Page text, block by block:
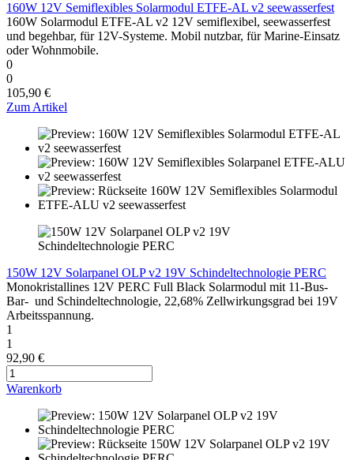
160W 12V Semiflexibles Solarmodul ETFE-AL v2 seewasserfest
160W Solarmodul ETFE-AL v2 12V semiflexibel, seewasserfest
und begehbar, für 12V-Systeme. Mobil nutzbar, für Marine-Einsatz
oder Wohnmobile.
0
0
105,90 €
Zum Artikel
150W 12V Solarpanel OLP v2 19V Schindeltechnologie PERC
Monokristallines 12V PERC Full Black Solarmodul mit 11-Bus-
Bar- und Schindeltechnologie, 22,68% Zellwirkungsgrad bei 19V
Arbeitsspannung.
1
1
92,90 €
Warenkorb